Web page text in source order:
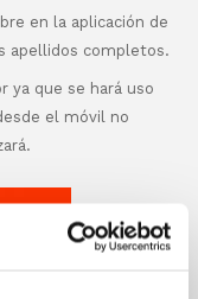
en la aplicación de
apellidos completos.
ya que se hará uso
el móvil no